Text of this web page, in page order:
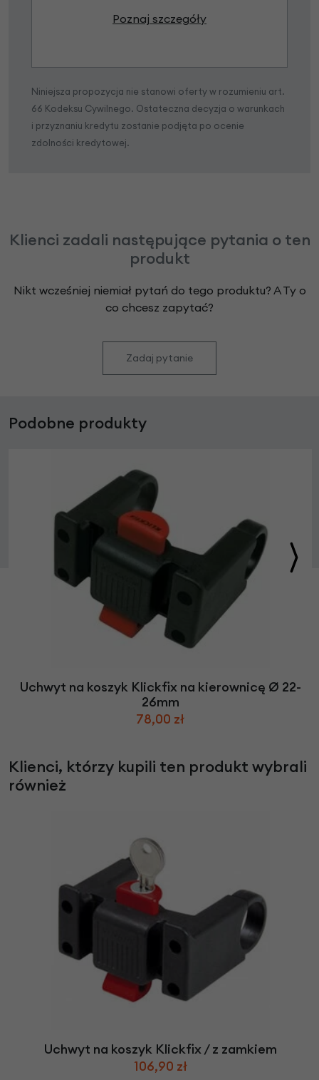
Poznaj szczegóły
Niniejsza propozycja nie stanowi oferty w rozumieniu art.
66 Kodeksu Cywilnego. Ostateczna decyzja o warunkach
i przyznaniu kredytu zostanie podjęta po ocenie
zdolności kredytowej.
Klienci zadali następujące pytania o ten
produkt
Nikt wcześniej niemiał pytań do tego produktu? A Ty o
co chcesz zapytać?
Zadaj pytanie
Podobne produkty
Uchwyt na koszyk Klickfix na kierownicę Ø 22-
26mm
78,00 zł
Klienci, którzy kupili ten produkt wybrali
również
Uchwyt na koszyk Klickfix / z zamkiem
106,90 zł